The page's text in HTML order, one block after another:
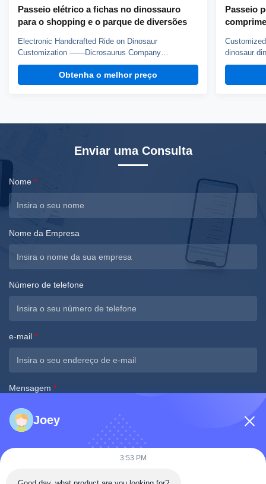
Passeio elétrico a fichas no dinossauro
para o shopping e o parque de diversões
Electronic Handcrafted Ride on Dinosaur
Customization ——Dicrosaurus Company
introduction Zigong City Red Tiger Culture & Art
Co.,Ltd was established in early 2016, which is
located in the hometown of dinosaurs-- Zigong City,
Obtenha o melhor preço
Passeio
dinosaur
Dinosaur
Crafted
Enviar uma Consulta
Nome *
Nome da Empresa
Número de telefone
e-mail *
Mensagem *
Joey
3:53 PM